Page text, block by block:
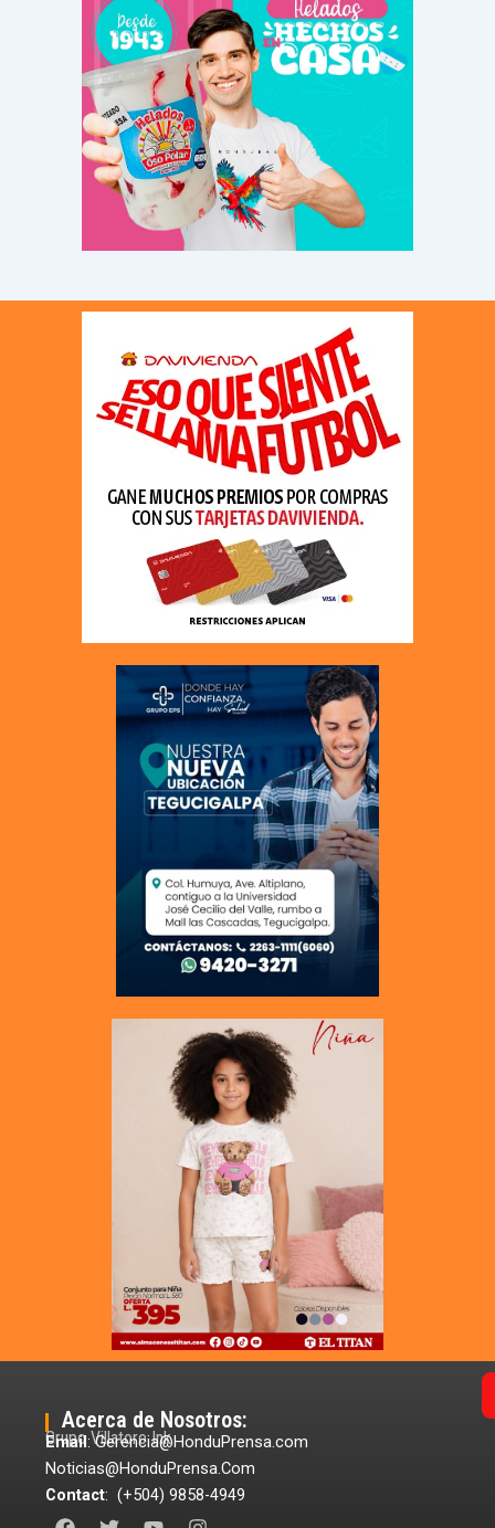
Acerca de Nosotros:
Grupo Villatoro Ink
Email: Gerencia@HonduPrensa.com
Noticias@HonduPrensa.Com
Contact: (+504) 9858-4949
F
T
Y
I